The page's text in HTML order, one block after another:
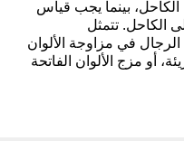
بينما يجب قياس
الكاحل. تتمثل
الرجال في مزاوجة الألوان
أو مزج الألوان الفاتحة